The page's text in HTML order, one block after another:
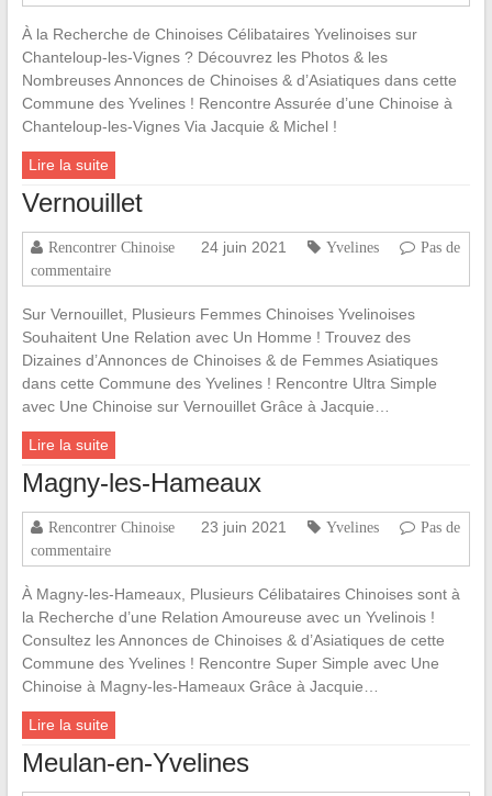
À la Recherche de Chinoises Célibataires Yvelinoises sur
Chanteloup-les-Vignes ? Découvrez les Photos & les
Nombreuses Annonces de Chinoises & d’Asiatiques dans cette
Commune des Yvelines ! Rencontre Assurée d’une Chinoise à
Chanteloup-les-Vignes Via Jacquie & Michel !
Lire la suite
Vernouillet
Rencontrer Chinoise 24 juin 2021 Yvelines
Pas de
commentaire
Sur Vernouillet, Plusieurs Femmes Chinoises Yvelinoises
Souhaitent Une Relation avec Un Homme ! Trouvez des
Dizaines d’Annonces de Chinoises & de Femmes Asiatiques
dans cette Commune des Yvelines ! Rencontre Ultra Simple
avec Une Chinoise sur Vernouillet Grâce à Jacquie…
Lire la suite
Magny-les-Hameaux
Rencontrer Chinoise 23 juin 2021 Yvelines
Pas de
commentaire
À Magny-les-Hameaux, Plusieurs Célibataires Chinoises sont à
la Recherche d’une Relation Amoureuse avec un Yvelinois !
Consultez les Annonces de Chinoises & d’Asiatiques de cette
Commune des Yvelines ! Rencontre Super Simple avec Une
Chinoise à Magny-les-Hameaux Grâce à Jacquie…
Lire la suite
Meulan-en-Yvelines